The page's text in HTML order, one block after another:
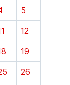
5
12
19
26